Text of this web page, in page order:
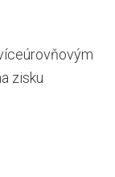
zisku